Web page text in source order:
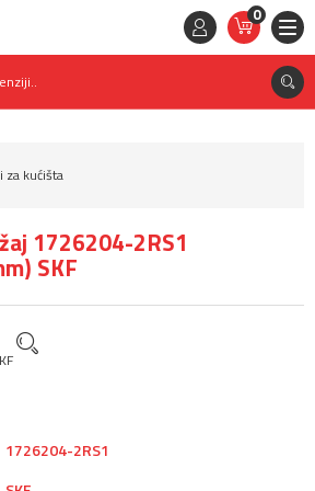
0
STAVKE
0,
RSD
kućišta
1726204-2RS1
SKF
1726204-2RS1